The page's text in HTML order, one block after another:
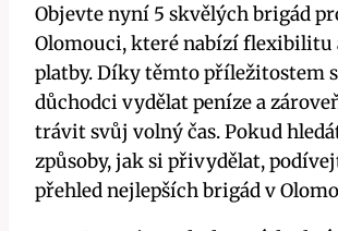
Objevte nyní 5 skvělých brigád
Olomouci, které nabízí
platby. Díky těmto příležitostem
důchodci vydělat peníze a
trávit svůj volný čas. Pokud
způsoby, jak si přivydělat,
přehled nejlepších brigád v